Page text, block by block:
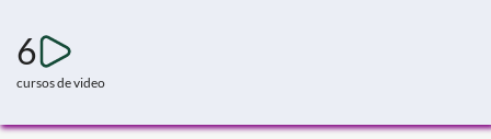
6
cursos de video